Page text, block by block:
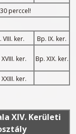
perccel!
VIII. ker. Bp. IX. ker.
ker. Bp. XIX. ker.
ker.
XIV. Kerületi